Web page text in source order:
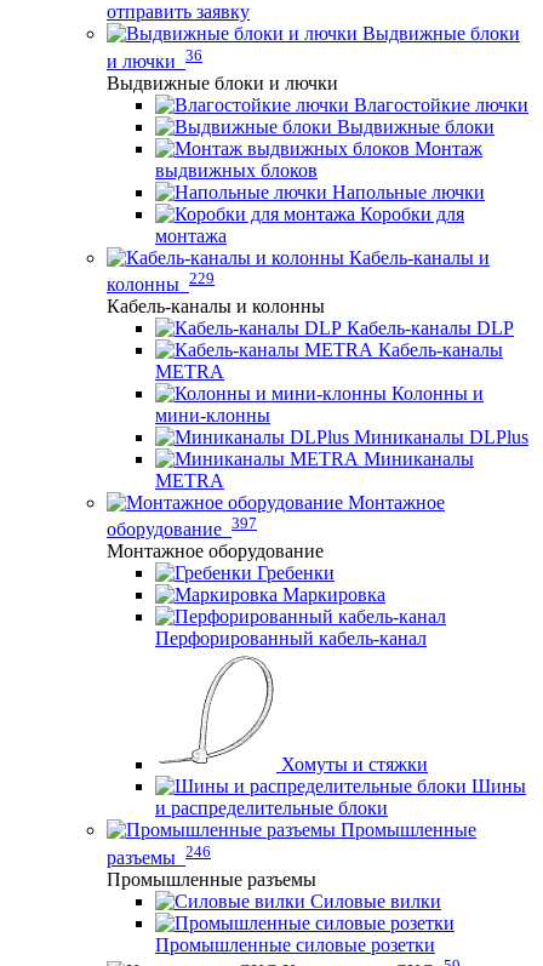
отправить заявку
Выдвижные блоки
и лючки 36
Выдвижные блоки и лючки
Влагостойкие лючки
Выдвижные блоки
Монтаж
выдвижных блоков
Напольные лючки
Коробки для
монтажа
Кабель-каналы и
колонны 229
Кабель-каналы и колонны
Кабель-каналы DLP
Кабель-каналы
METRA
Колонны и
мини-клонны
Миниканалы DLPlus
Миниканалы
METRA
Монтажное
оборудование 397
Монтажное оборудование
Гребенки
Маркировка
Перфорированный кабель-канал
Хомуты и стяжки
Шины
и распределительные блоки
Промышленные
разъемы 246
Промышленные разъемы
Силовые вилки
Промышленные силовые розетки